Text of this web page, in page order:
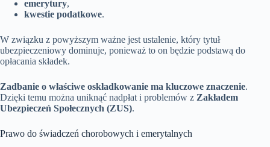
emerytury,
kwestie podatkowe.
W związku z powyższym ważne jest ustalenie, który tytuł
ubezpieczeniowy dominuje, ponieważ to on będzie podstawą do
opłacania składek.
Zadbanie o właściwe oskładkowanie ma kluczowe znaczenie.
Dzięki temu można uniknąć nadpłat i problemów z Zakładem
Ubezpieczeń Społecznych (ZUS).
Prawo do świadczeń chorobowych i emerytalnych